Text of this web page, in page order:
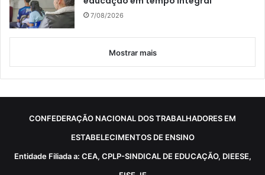
7/08/2026
Mostrar mais
CONFEDERAÇÃO NACIONAL DOS TRABALHADORES EM
ESTABELECIMENTOS DE ENSINO
Entidade Filiada a: CEA, CPLP-SINDICAL DE EDUCAÇÃO, DIEESE,